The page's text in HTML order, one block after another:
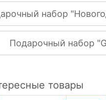
набор
Подарочный набор
товары